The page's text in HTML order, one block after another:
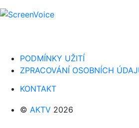
PODMÍNKY UŽITÍ
ZPRACOVÁNÍ OSOBNÍCH
KONTAKT
© AKTV 2026